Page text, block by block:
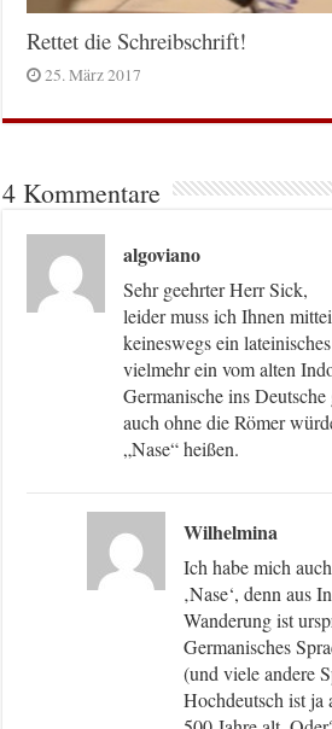
Rettet die Schreibschrift!
25. März 2017
4 Kommentare
algoviano
Sehr geehrter Herr Sick,
leider muss ich Ihnen
keineswegs ein
vielmehr ein vom alten
Germanische ins
auch ohne die Römer
„Nase“ heißen.
Wilhelmina
Ich habe mich
‚Nase‘, denn aus
Wanderung ist
Germanisches
(und viele andere
Hochdeutsch ist ja